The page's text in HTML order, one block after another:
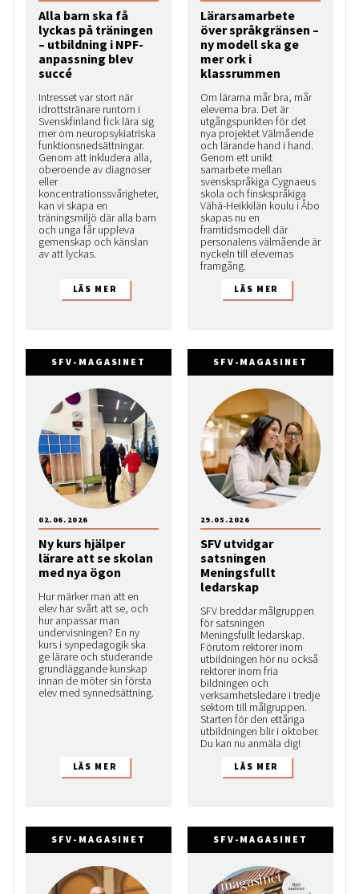
Alla barn ska få
lyckas på träningen
– utbildning i NPF-
anpassning blev
succé
Intresset var stort när
idrottstränare runtom i
Svenskfinland fick lära sig
mer om neuropsykiatriska
funktionsnedsättningar.
Genom att inkludera alla,
oberoende av diagnoser
eller
koncentrationssvårigheter,
kan vi skapa en
träningsmiljö där alla barn
och unga får uppleva
gemenskap och känslan
av att lyckas.
Lärarsamarbete
över språkgränsen –
ny modell ska ge
mer ork i
klassrummen
Om lärarna mår bra, mår
eleverna bra. Det är
utgångspunkten för det
nya projektet Välmående
och lärande hand i hand.
Genom ett unikt
samarbete mellan
svenskspråkiga Cygnaeus
skola och finskspråkiga
Vähä-Heikkilän koulu i Åbo
skapas nu en
framtidsmodell där
personalens välmående är
nyckeln till elevernas
framgång.
SFV-MAGASINET
Ny kurs hjälper
lärare att se skolan
med nya ögon
Hur märker man att en
elev har svårt att se, och
hur anpassar man
undervisningen? En ny
kurs i synpedagogik ska
ge lärare och studerande
grundläggande kunskap
innan de möter sin första
elev med synnedsättning.
02.06.2026
SFV-MAGASINET
SFV utvidgar
satsningen
Meningsfullt
ledarskap
SFV breddar målgruppen
för satsningen
Meningsfullt ledarskap.
Förutom rektorer inom
utbildningen hör nu också
rektorer inom fria
bildningen och
verksamhetsledare i tredje
sektorn till målgruppen.
Starten för den ettåriga
utbildningen blir i oktober.
Du kan nu anmäla dig!
29.05.2026
SFV-MAGASINET SFV-MAGASINET